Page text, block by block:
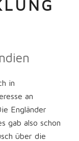
in
an
Engländer
gab also schon
über die